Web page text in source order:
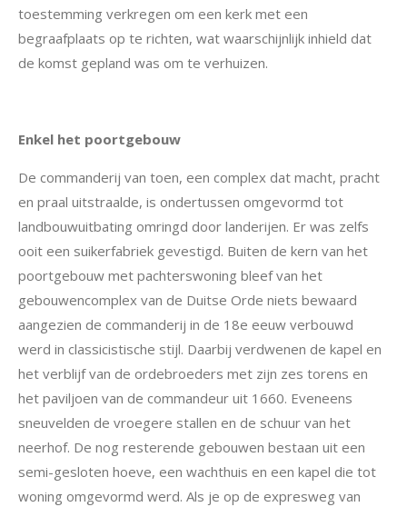
toestemming verkregen om een ​​kerk met een
begraafplaats op te richten, wat waarschijnlijk inhield dat
de komst gepland was om te verhuizen.
Enkel het poortgebouw
De commanderij van toen, een complex dat macht, pracht
en praal uitstraalde, is ondertussen omgevormd tot
landbouwuitbating omringd door landerijen. Er was zelfs
ooit een suikerfabriek gevestigd. Buiten de kern van het
poortgebouw met pachterswoning bleef van het
gebouwencomplex van de Duitse Orde niets bewaard
aangezien de commanderij in de 18e eeuw verbouwd
werd in classicistische stijl. Daarbij verdwenen de kapel en
het verblijf van de ordebroeders met zijn zes torens en
het paviljoen van de commandeur uit 1660. Eveneens
sneuvelden de vroegere stallen en de schuur van het
neerhof. De nog resterende gebouwen bestaan uit een
semi-gesloten hoeve, een wachthuis en een kapel die tot
woning omgevormd werd. Als je op de expresweg van